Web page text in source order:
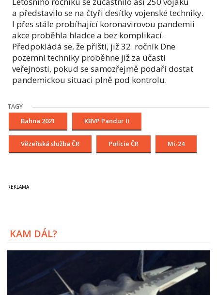
a představilo se na čtyři desítky vojenské techniky.
I přes stále probíhající koronavirovou pandemii
akce proběhla hladce a bez komplikací.
Předpokládá se, že příští, již 32. ročník Dne
pozemní techniky proběhne již za účasti
veřejnosti, pokud se samozřejmě podaří dostat
pandemickou situaci plně pod kontrolu.
TAGY
Bahna 2021 KBVP Pandur II
Vězeňská služba ČR Policie ČR Mi-24
KAM DÁL?